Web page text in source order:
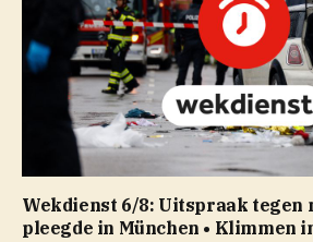
Wekdienst 6/8: Uitspraak tegen
pleegde in München • Klimmen